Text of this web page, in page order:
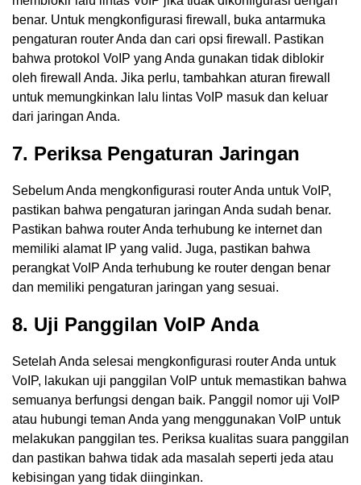
benar. Untuk mengkonfigurasi firewall, buka antarmuka
pengaturan router Anda dan cari opsi firewall. Pastikan
bahwa protokol VoIP yang Anda gunakan tidak diblokir
oleh firewall Anda. Jika perlu, tambahkan aturan firewall
untuk memungkinkan lalu lintas VoIP masuk dan keluar
dari jaringan Anda.
7. Periksa Pengaturan Jaringan
Sebelum Anda mengkonfigurasi router Anda untuk VoIP,
pastikan bahwa pengaturan jaringan Anda sudah benar.
Pastikan bahwa router Anda terhubung ke internet dan
memiliki alamat IP yang valid. Juga, pastikan bahwa
perangkat VoIP Anda terhubung ke router dengan benar
dan memiliki pengaturan jaringan yang sesuai.
8. Uji Panggilan VoIP Anda
Setelah Anda selesai mengkonfigurasi router Anda untuk
VoIP, lakukan uji panggilan VoIP untuk memastikan bahwa
semuanya berfungsi dengan baik. Panggil nomor uji VoIP
atau hubungi teman Anda yang menggunakan VoIP untuk
melakukan panggilan tes. Periksa kualitas suara panggilan
dan pastikan bahwa tidak ada masalah seperti jeda atau
kebisingan yang tidak diinginkan.